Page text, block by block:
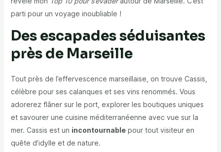
parti pour un voyage inoubliable !
Des escapades séduisantes
près de Marseille
Tout près de l’effervescence marseillaise, on trouve Cassis,
célèbre pour ses calanques et ses vins renommés. Vous
adorerez flâner sur le port, explorer les boutiques uniques
et savourer une cuisine méditerranéenne avec vue sur la
mer. Cassis est un incontournablepour tout visiteur en
quête d’idylle et de nature.